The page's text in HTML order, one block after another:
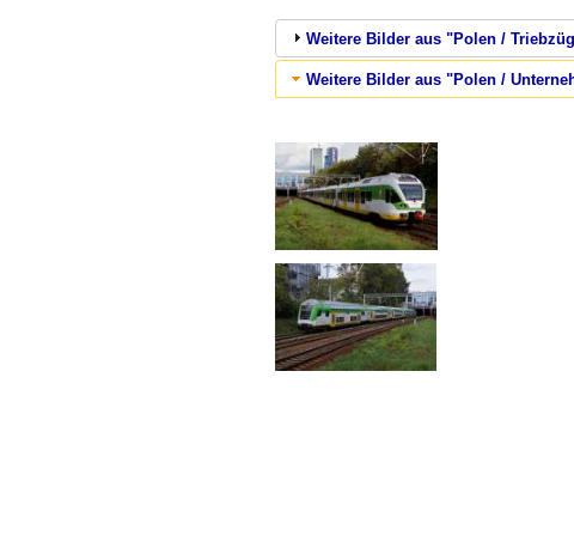
Weitere Bilder aus "Polen /
Weitere Bilder aus "Polen /